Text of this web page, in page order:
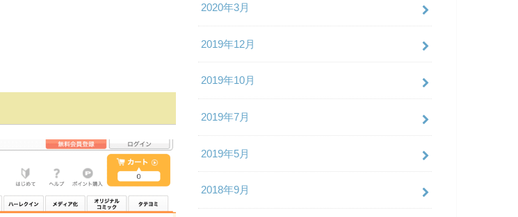
2020年3月
2019年12月
2019年10月
2019年7月
2019年5月
2018年9月